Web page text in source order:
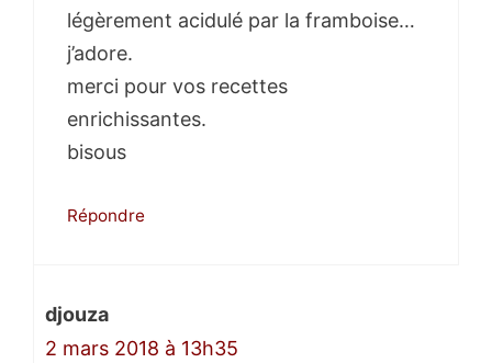
légèrement acidulé par la framboise…
j’adore.
merci pour vos recettes
enrichissantes.
bisous
Répondre
djouza
2 mars 2018 à 13h35